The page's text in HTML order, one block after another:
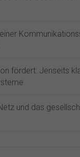
fördert: Jenseits
und das